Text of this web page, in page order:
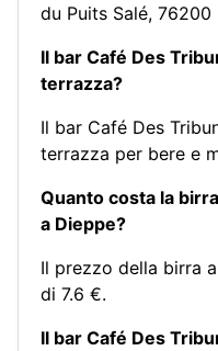
du Puits Salé, 76200
Il bar Café Des
terrazza?
Il bar Café Des
terrazza per bere e
Quanto costa la
a Dieppe?
Il prezzo della birra
di 7.6 €.
Il bar Café Des